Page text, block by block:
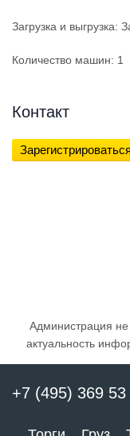
Загрузка и выгрузка:
Количество машин: 1
Контакт
Администрация не
актуальность
+7 (495) 369 53